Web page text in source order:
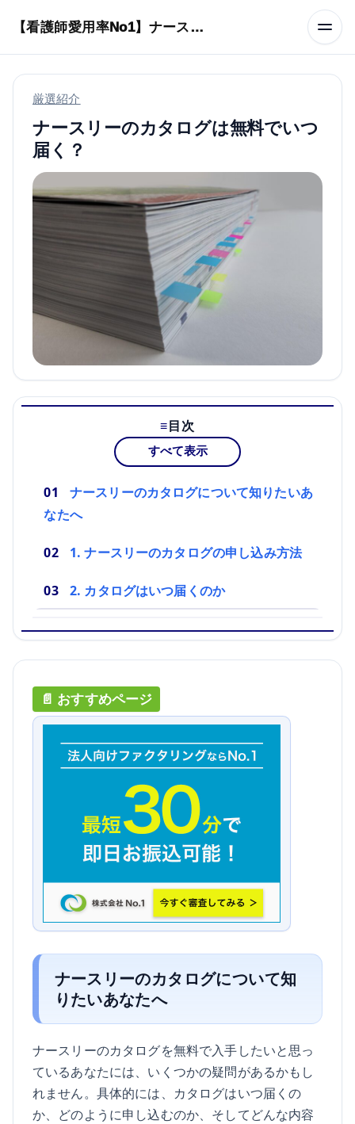
【看護師愛用率No1】ナースリーで人気の商品はコレ
厳選紹介
ナースリーのカタログは無料でいつ
届く？
目次
すべて表示
ナースリーのカタログについて知りたいあ
なたへ
1. ナースリーのカタログの申し込み方法
2. カタログはいつ届くのか
ナースリーのカタログについて知
りたいあなたへ
ナースリーのカタログを無料で入手したいと思っ
ているあなたには、いくつかの疑問があるかもし
れません。具体的には、カタログはいつ届くの
か、どのように申し込むのか、そしてどんな内容